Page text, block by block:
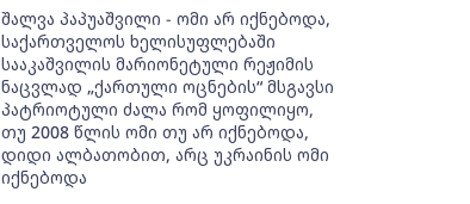
შალვა პაპუაშვილი - ომი არ იქნებოდა,
საქართველოს ხელისუფლებაში
სააკაშვილის მარიონეტული რეჟიმის
ნაცვლად „ქართული ოცნების“ მსგავსი
პატრიოტული ძალა რომ ყოფილიყო,
თუ 2008 წლის ომი თუ არ იქნებოდა,
დიდი ალბათობით, არც უკრაინის ომი
იქნებოდა